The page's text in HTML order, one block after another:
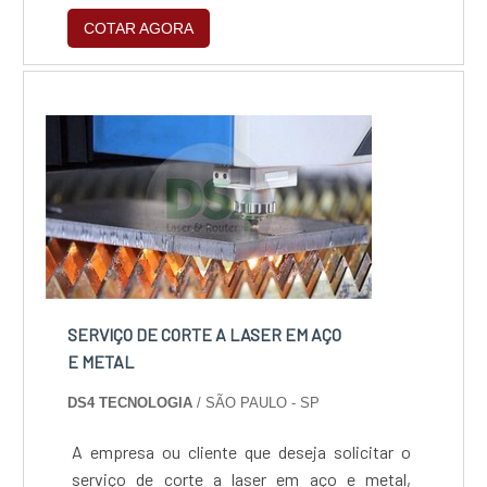
desejo é por serviço de corte a laser em aço
preço acessível, com a melhor mão de obra da
Vodamed Metalúrgica o cliente encontrará
componentes metálicos em geral.SERVIÇO DE
CORTE A LASER EM...
COTAR AGORA
SERVIÇO DE CORTE A LASER EM AÇO
E METAL
DS4 TECNOLOGIA/ SÃO PAULO - SP
A empresa ou cliente que deseja solicitar o
serviço de corte a laser em aço e metal,